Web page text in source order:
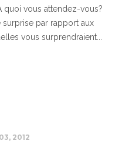
quoi vous attendez-vous?
surprise par rapport aux
vous surprendraient...
2012